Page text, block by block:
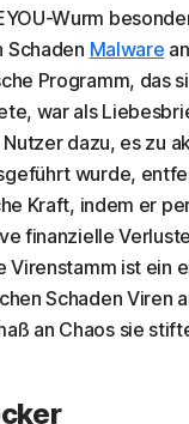
Wurm
Schaden Malware
Programm, das
war als
dazu, es zu
wurde,
Kraft, indem er
finanzielle
Virenstamm ist ein
Schaden Viren
an Chaos sie